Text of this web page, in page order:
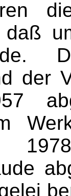
daß
der